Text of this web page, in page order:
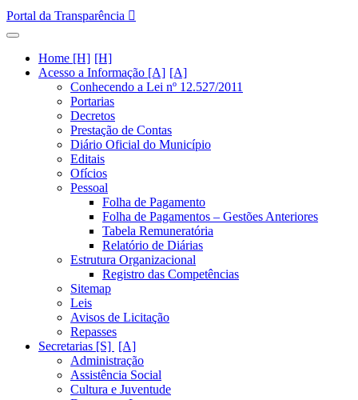
Portal da Transparência
Home [H]
Acesso a Informação [A]
Conhecendo a Lei nº 12.527/2011
Portarias
Decretos
Prestação de Contas
Diário Oficial do Município
Editais
Ofícios
Pessoal
Folha de Pagamento
Folha de Pagamentos – Gestões Anteriores
Tabela Remuneratória
Relatório de Diárias
Estrutura Organizacional
Registro das Competências
Sitemap
Leis
Avisos de Licitação
Repasses
Secretarias [S]
Administração
Assistência Social
Cultura e Juventude